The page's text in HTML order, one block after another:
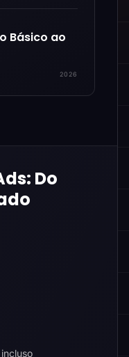
Básico ao
2026
Do